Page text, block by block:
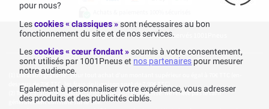
1001pneus - Copyright 2026 - Tous droits réservés 1001Pneus
Livraison gratuite : pour tout achat d'un montant supérieur ou égal à 70€ TTC (en-
dessous de 70€ TTC, les frais de livraison sont de 7,90€ TTC).
Tarif catalogue manufacturier en vigueur non remisé. Ne reflète pas le tarif
généralement constaté sur le site.
pour nous?
Lescookies « classiques »sont nécessaires au bon
fonctionnement du site et de nos services.
Lescookies « cœur fondant » soumis à votre consentement,
sont utilisés par 1001Pneus et nos partenaires pour mesurer
notre audience.
Egalement à personnaliser votre expérience, vous adresser
des produits et des publicités ciblés.